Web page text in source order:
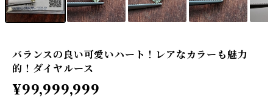
バランスの良い可愛いハート！レアなカラーも魅力
的！ダイヤルース
¥99,999,999